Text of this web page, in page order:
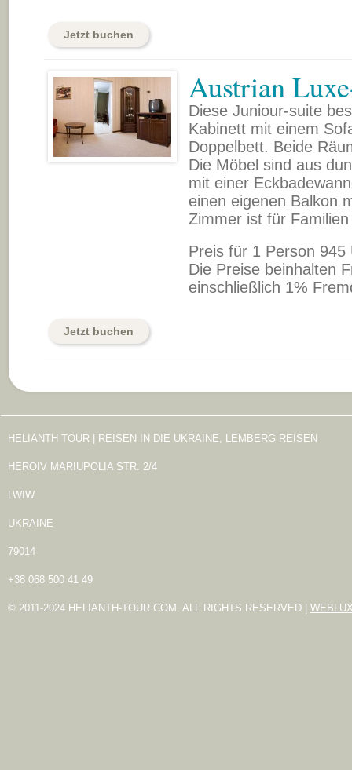
Jetzt buchen
Austrian
Diese Juniour-suite
Kabinett mit einem
Doppelbett. Beide
Die Möbel sind aus
mit einer
einen eigenen Balkon
Zimmer ist für
Preis für 1 Person
Die Preise beinhalten
einschließlich 1%
Jetzt buchen
HELIANTH TOUR | REISEN IN DIE UKRAINE, LEMBERG REISEN
HEROIV MARIUPOLIA STR. 2/4
LWIW
UKRAINE
79014
+38 068 500 41 49
© 2011-2024 HELIANTH-TOUR.COM. ALL RIGHTS RESERVED |